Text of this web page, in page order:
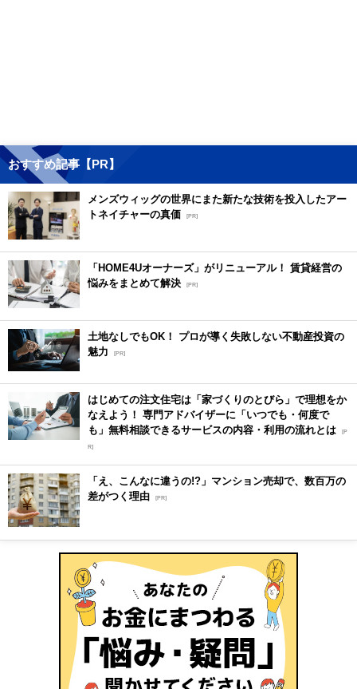
おすすめ記事【PR】
メンズウィッグの世界にまた新たな技術を投入したアー
トネイチャーの真価 [PR]
「HOME4Uオーナーズ」がリニューアル！ 賃貸経営の
悩みをまとめて解決 [PR]
土地なしでもOK！ プロが導く失敗しない不動産投資の
魅力
[PR]
はじめての注文住宅は「家づくりのとびら」で理想をか
なえよう！ 専門アドバイザーに「いつでも・何度で
も」無料相談できるサービスの内容・利用の流れとは [P
R]
「え、こんなに違うの!?」マンション売却で、数百万の
差がつく理由 [PR]